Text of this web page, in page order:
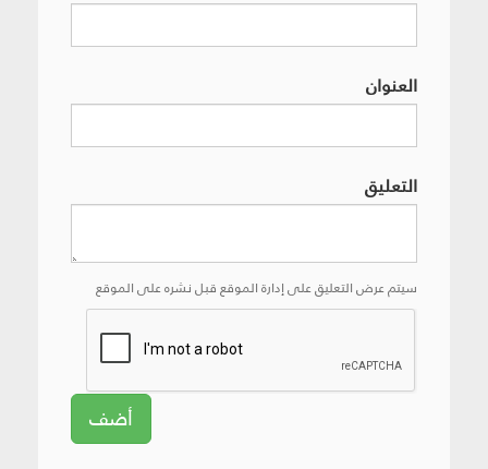
العنوان
التعليق
سيتم عرض التعليق على إدارة الموقع قبل نشره على الموقع
أضف